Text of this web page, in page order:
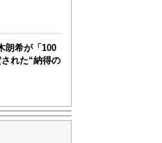
朗希が「100
れた“納得の